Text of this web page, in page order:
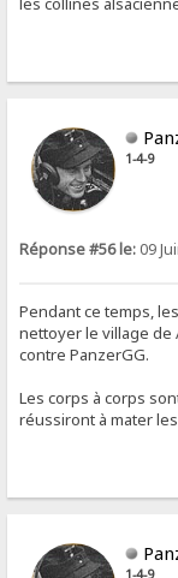
1-4-9
Réponse #56 le: 09
Pendant ce temps,
nettoyer le village de
contre PanzerGG.
Les corps à corps
réussiront à mater